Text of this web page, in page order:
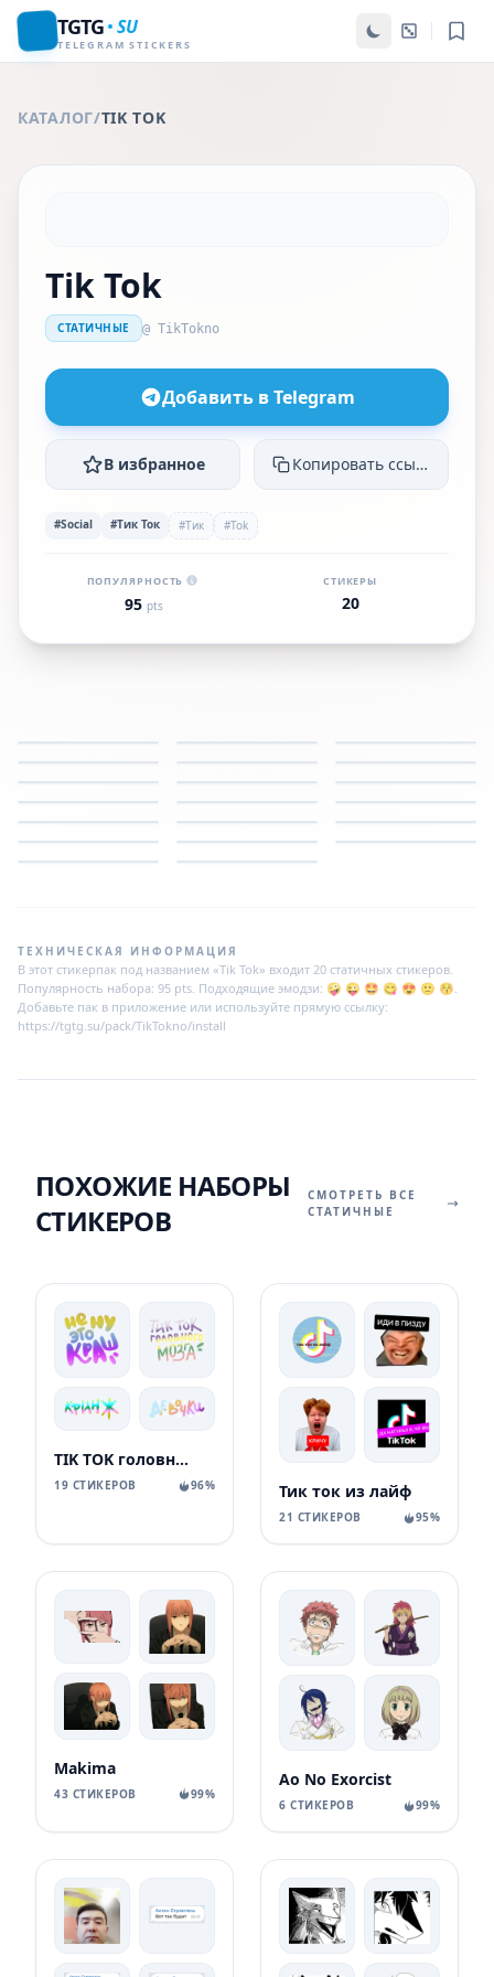
TGTG SU
TELEGRAM STICKERS
КАТАЛОГ/TIK TOK
Tik Tok
СТАТИЧНЫЕ @ TikTokno
Добавить в Telegram
В избранное Копировать ссылку
#Social #Тик Ток #Тик #Tok
ПОПУЛЯРНОСТЬ
95 pts
СТИКЕРЫ
20
ТЕХНИЧЕСКАЯ ИНФОРМАЦИЯ
В этот стикерпак под названием «Tik Tok» входит 20 статичных стикеров.
Популярность набора: 95 pts. Подходящие эмодзи: 🤪 😜 🤩 😋 😍 🙁 😚.
Добавьте пак в приложение или используйте прямую ссылку:
https://tgtg.su/pack/TikTokno/install
ПОХОЖИЕ НАБОРЫ
СТИКЕРОВ
СМОТРЕТЬ ВСЕ
СТАТИЧНЫЕ
TIK TOK головного мозга
19 СТИКЕРОВ 96% Тик ток из лайф
21 СТИКЕРОВ 95%
Makima
43 СТИКЕРОВ 99%
Ao No Exorcist
6 СТИКЕРОВ 99%